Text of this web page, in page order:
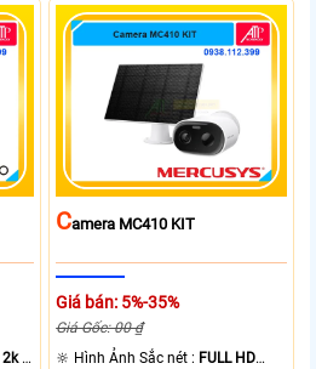
+
CAmera MC410 KIT
Giá bán: 5%-35%
Giá Gốc: 00 ₫
🔆 Hình Ảnh Sắc nét : FULL HD